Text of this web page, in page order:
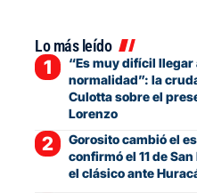
Lo más leído
“Es muy difícil llegar
normalidad”: la
Culotta sobre el
Lorenzo
Gorosito cambió el
confirmó el 11 de
el clásico ante